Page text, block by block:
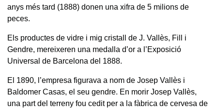
anys més tard (1888) donen una xifra de 5 milions de
peces.
Els productes de vidre i mig cristall de J. Vallès, Fill i
Gendre, mereixeren una medalla d’or a l’Exposició
Universal de Barcelona del 1888.
El 1890, l’empresa figurava a nom de Josep Vallès i
Baldomer Casas, el seu gendre. En morir Josep Vallès,
una part del terreny fou cedit per a la fàbrica de cervesa de